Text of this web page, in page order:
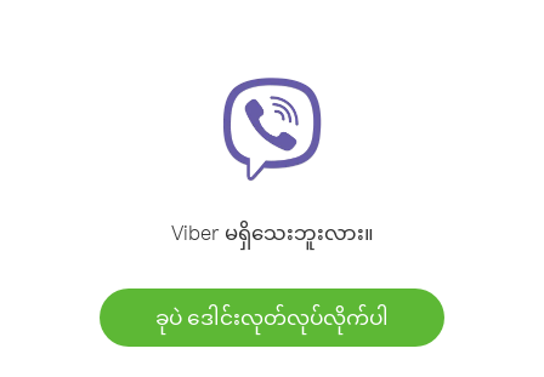
Viber မရှိသေးဘူးလား။
ခုပဲ ဒေါင်းလုတ်လုပ်လိုက်ပါ